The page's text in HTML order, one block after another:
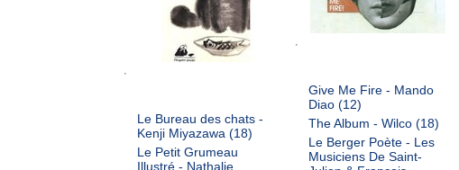
Give Me Fire - Mando
Diao(12)
The Album - Wilco(18)
Le Berger Poète - Les
Musiciens De Saint-
Le Bureau des chats -
Kenji Miyazawa(18)
Le Petit Grumeau
Illustré - Nathalie